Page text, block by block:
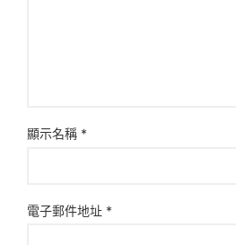
顯示名稱 *
電子郵件地址 *